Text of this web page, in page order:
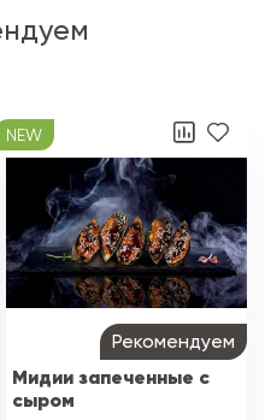
NEW
Рекомендуем
Мидии запеченные с
сыром